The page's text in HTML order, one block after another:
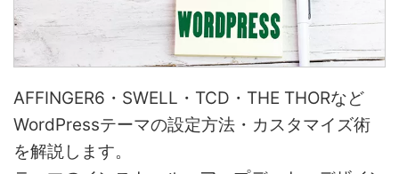
AFFINGER6・SWELL・TCD・THE THORなど
WordPressテーマの設定方法・カスタマイズ術
を解説します。